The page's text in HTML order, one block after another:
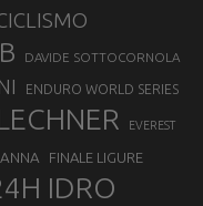
DAVIDE SOTTOCORNOLA
ENDURO WORLD SERIES
EVEREST
FINALE LIGURE
IDRO